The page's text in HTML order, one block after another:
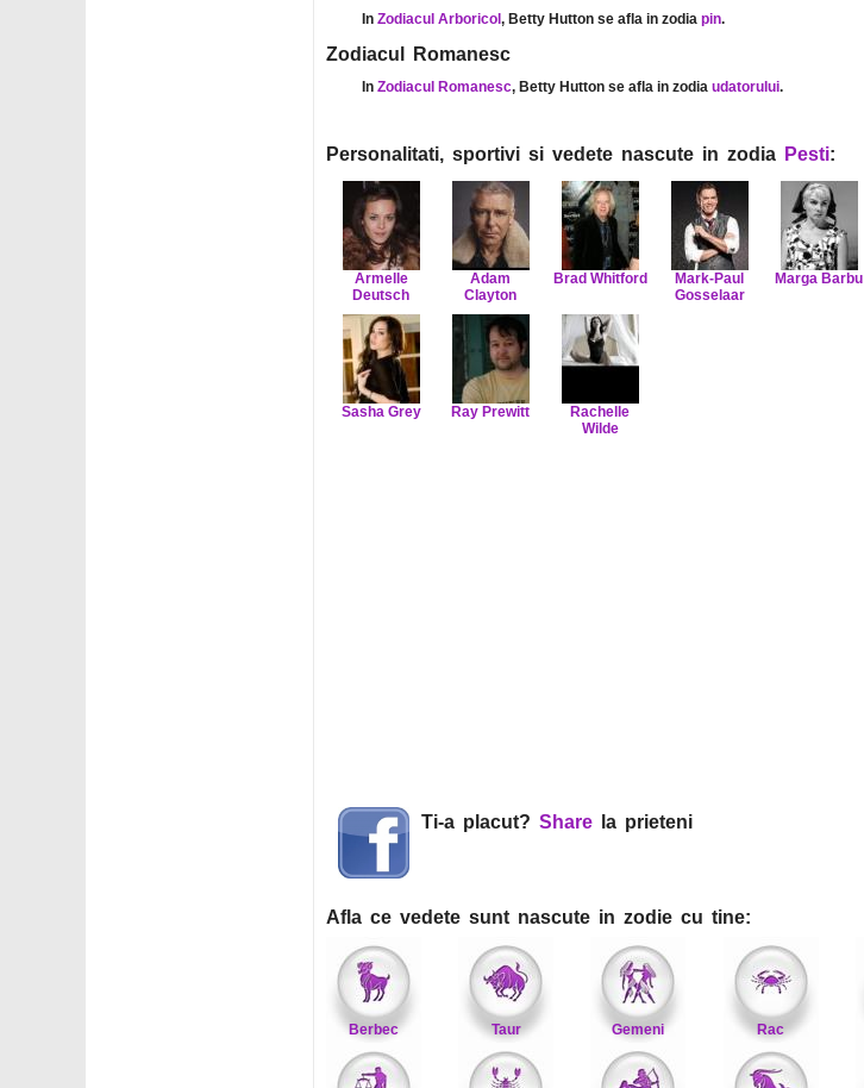
In Zodiacul Arboricol, Betty Hutton se afla in zodia pin.
Zodiacul Romanesc
In Zodiacul Romanesc, Betty Hutton se afla in zodia udatorului.
Personalitati, sportivi si vedete nascute in zodia Pesti:
Armelle
Deutsch
Adam
Clayton
Brad Whitford
Mark-Paul
Gosselaar
Marga Barbu
Sasha Grey Ray Prewitt
Rachelle
Wilde
Ti-a placut? Share la prieteni
Afla ce vedete sunt nascute in zodie cu tine:
Berbec Taur Gemeni Rac